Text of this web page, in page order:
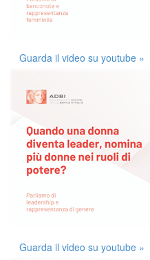
Guarda il video su youtube »
Guarda il video su youtube »